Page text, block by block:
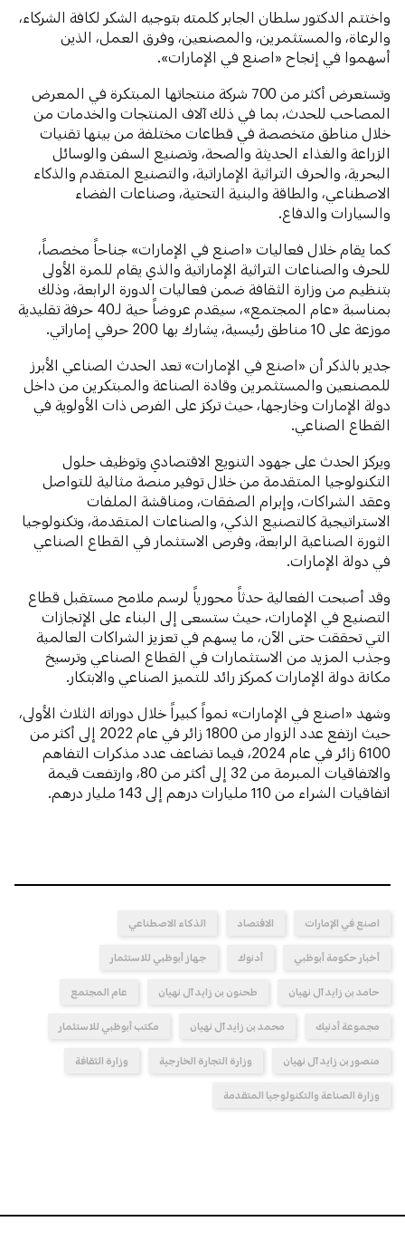
واختتم الدكتور سلطان الجابر كلمته بتوجيه الشكر لكافة الشركاء،
والرعاة، والمستثمرين، والمصنعين، وفرق العمل، الذين
أسهموا في إنجاح «اصنع في الإمارات».
وتستعرض أكثر من 700 شركة منتجاتها المبتكرة في المعرض
المصاحب للحدث، بما في ذلك آلاف المنتجات والخدمات من
خلال مناطق متخصصة في قطاعات مختلفة من بينها تقنيات
الزراعة والغذاء الحديثة والصحة، وتصنيع السفن والوسائل
البحرية، والحرف التراثية الإماراتية، والتصنيع المتقدم والذكاء
الاصطناعي، والطاقة والبنية التحتية، وصناعات الفضاء
والسيارات والدفاع.
كما يقام خلال فعاليات «اصنع في الإمارات» جناحاً مخصصاً،
للحرف والصناعات التراثية الإماراتية والذي يقام للمرة الأولى
بتنظيم من وزارة الثقافة ضمن فعاليات الدورة الرابعة، وذلك
بمناسبة «عام المجتمع»، سيقدم عروضاً حية لـ40 حرفة تقليدية
موزعة على 10 مناطق رئيسية، يشارك بها 200 حرفي إماراتي.
جدير بالذكر أن «اصنع في الإمارات» تعد الحدث الصناعي الأبرز
للمصنعين والمستثمرين وقادة الصناعة والمبتكرين من داخل
دولة الإمارات وخارجها، حيث تركز على الفرص ذات الأولوية في
القطاع الصناعي.
ويركز الحدث على جهود التنويع الاقتصادي وتوظيف حلول
التكنولوجيا المتقدمة من خلال توفير منصة مثالية للتواصل
وعقد الشراكات، وإبرام الصفقات، ومناقشة الملفات
الاستراتيجية كالتصنيع الذكي، والصناعات المتقدمة، وتكنولوجيا
الثورة الصناعية الرابعة، وفرص الاستثمار في القطاع الصناعي
في دولة الإمارات.
وقد أصبحت الفعالية حدثاً محورياً لرسم ملامح مستقبل قطاع
التصنيع في الإمارات، حيث ستسعى إلى البناء على الإنجازات
التي تحققت حتى الآن، ما يسهم في تعزيز الشراكات العالمية
وجذب المزيد من الاستثمارات في القطاع الصناعي وترسيخ
مكانة دولة الإمارات كمركز رائد للتميز الصناعي والابتكار.
وشهد «اصنع في الإمارات» نمواً كبيراً خلال دوراته الثلاث الأولى،
حيث ارتفع عدد الزوار من 1800 زائر في عام 2022 إلى أكثر من
6100 زائر في عام 2024، فيما تضاعف عدد مذكرات التفاهم
والاتفاقيات المبرمة من 32 إلى أكثر من 80، وارتفعت قيمة
اتفاقيات الشراء من 110 مليارات درهم إلى 143 مليار درهم.
اصنع في الإمارات الاقتصاد الذكاء الاصطناعي
أخبار حكومة أبوظبي أدنوك جهاز أبوظبي للاستثمار
حامد بن زايد آل نهيان طحنون بن زايد آل نهيان عام المجتمع
مجموعة أدنيك محمد بن زايد آل نهيان مكتب أبوظبي للاستثمار
منصور بن زايد آل نهيان وزارة التجارة الخارجية وزارة الثقافة
وزارة الصناعة والتكنولوجيا المتقدمة